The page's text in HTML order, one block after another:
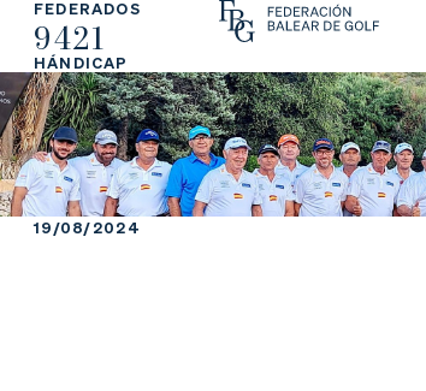
FEDERADOS
9421
HÁNDICAP
La
Fe
de
ra
Fe
de
ra
rs
Ju
ga
r
19/08/2024